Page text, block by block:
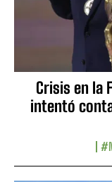
Crisis en la
intentó